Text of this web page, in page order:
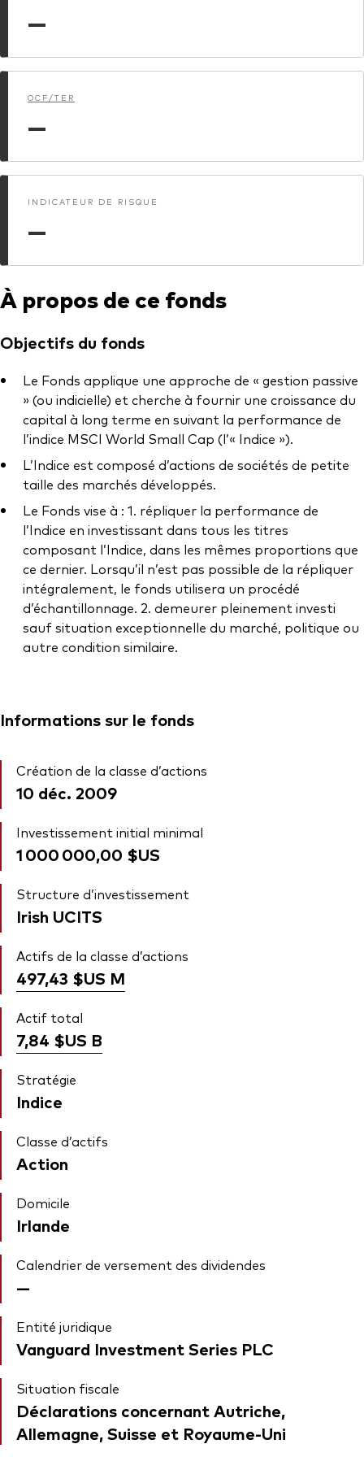
Actions
ESG
ETFs
Fonds indiciels
Comment investir avec nous
Investir avec Vanguard
Gérance des placements
—
OCF/TER
—
INDICATEUR DE RISQUE
—
À propos de ce fonds
Objectifs du fonds
Le Fonds applique une approche de « gestion passive
» (ou indicielle) et cherche à fournir une croissance du
capital à long terme en suivant la performance de
l’indice MSCI World Small Cap (l’« Indice »).
L’Indice est composé d’actions de sociétés de petite
taille des marchés développés.
Le Fonds vise à : 1. répliquer la performance de
l’Indice en investissant dans tous les titres
composant l’Indice, dans les mêmes proportions que
ce dernier. Lorsqu’il n’est pas possible de la répliquer
intégralement, le fonds utilisera un procédé
d’échantillonnage. 2. demeurer pleinement investi
sauf situation exceptionnelle du marché, politique ou
autre condition similaire.
Informations sur le fonds
Création de la classe d’actions
10 déc. 2009
Investissement initial minimal
1 000 000,00 $US
Structure d’investissement
Irish UCITS
Actifs de la classe d’actions
497,43 $US M
Actif total
7,84 $US B
Stratégie
Indice
Classe d’actifs
Action
Domicile
Irlande
Calendrier de versement des dividendes
—
Entité juridique
Vanguard Investment Series PLC
Situation fiscale
Déclarations concernant Autriche,
Allemagne, Suisse et Royaume-Uni